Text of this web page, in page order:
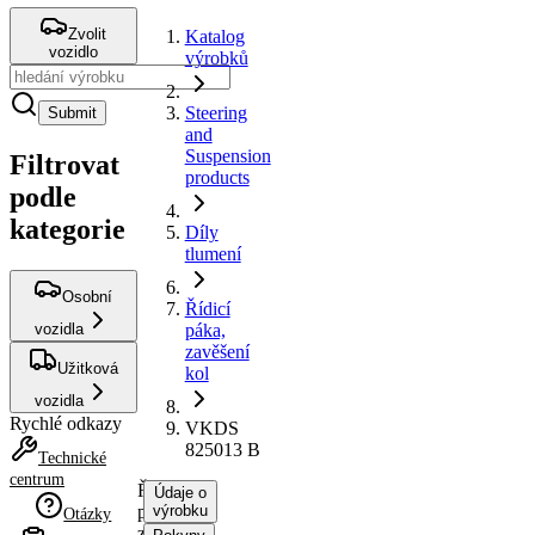
Zvolit
vozidlo
Submit
Filtrovat
podle
kategorie
Osobní
vozidla
Užitková
vozidla
Rychlé odkazy
Technické
centrum
Otázky
Katalog
výrobků
Steering
and
Suspension
products
Díly
tlumení
Řídicí
páka,
zavěšení
kol
VKDS
825013 B
Řídicí
páka,
Údaje o
výrobku